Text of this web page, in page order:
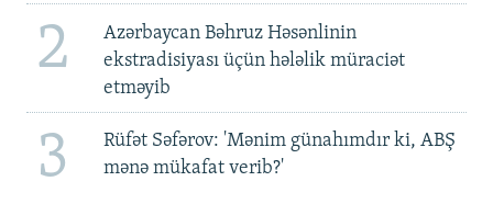
2
Azərbaycan Bəhruz Həsənlinin
ekstradisiyası üçün hələlik müraciət
etməyib
3
Rüfət Səfərov: 'Mənim günahımdır ki, ABŞ
mənə mükafat verib?'